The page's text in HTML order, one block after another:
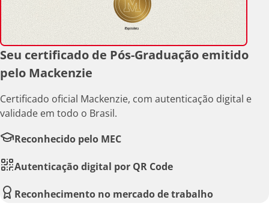
Seu certificado de Pós-Graduação emitido
pelo Mackenzie
Certificado oficial Mackenzie, com autenticação digital e
validade em todo o Brasil.
Reconhecido pelo MEC
Autenticação digital por QR Code
Reconhecimento no mercado de trabalho